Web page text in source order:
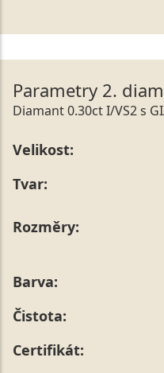
Parametry 2.
Diamant 0.30ct I/VS2 s
Velikost:
Tvar:
Rozměry:
Barva:
Čistota:
Certifikát: